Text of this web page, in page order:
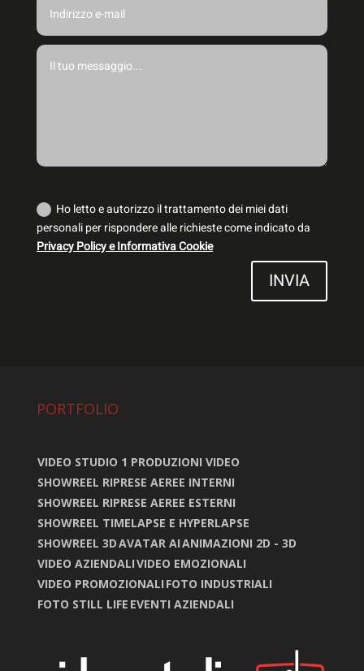
Ho letto e autorizzo il trattamento dei miei dati
personali per rispondere alle richieste come indicato da
Privacy Policy e Informativa Cookie
INVIA
PORTFOLIO
VIDEO STUDIO 1 PRODUZIONI VIDEO
SHOWREEL RIPRESE AEREE INTERNI
SHOWREEL RIPRESE AEREE ESTERNI
SHOWREEL TIMELAPSE E HYPERLAPSE
SHOWREEL 3DAVATAR AIANIMAZIONI 2D - 3D
VIDEO AZIENDALIVIDEO EMOZIONALI
VIDEO PROMOZIONALI FOTO INDUSTRIALI
FOTO STILL LIFE EVENTI AZIENDALI